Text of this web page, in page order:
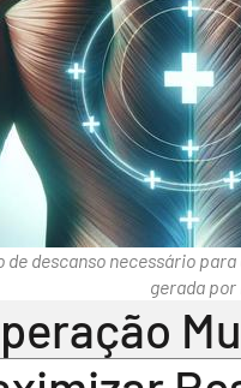
de descanso necessário
gerada por